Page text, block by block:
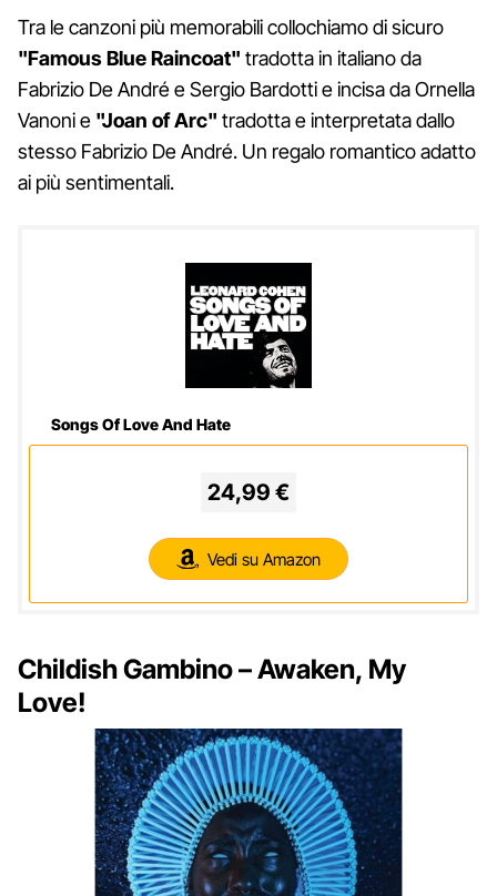
Tra le canzoni più memorabili collochiamo di sicuro
"Famous Blue Raincoat" tradotta in italiano da
Fabrizio De André e Sergio Bardotti e incisa da Ornella
Vanoni e "Joan of Arc" tradotta e interpretata dallo
stesso Fabrizio De André. Un regalo romantico adatto
ai più sentimentali.
Songs Of Love And Hate
24,99 €
Vedi su Amazon
Childish Gambino – Awaken, My
Love!